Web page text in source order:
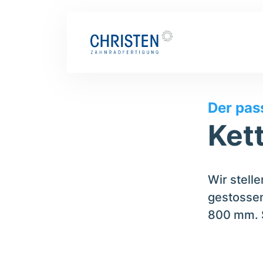
Was wir können
Der
Wir
800 mm.